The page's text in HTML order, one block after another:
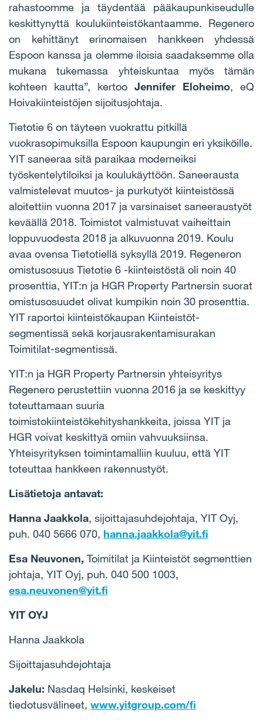
rahastoomme ja täydentää pääkaupunkiseudulle
keskittynyttä koulukiinteistökantaamme. Regenero
on kehittänyt erinomaisen hankkeen yhdessä
Espoon kanssa ja olemme iloisia saadaksemme olla
mukana tukemassa yhteiskuntaa myös tämän
kohteen kautta”, kertoo Jennifer Eloheimo, eQ
Hoivakiinteistöjen sijoitusjohtaja.
Tietotie 6 on täyteen vuokrattu pitkillä
vuokrasopimuksilla Espoon kaupungin eri yksiköille.
YIT saneeraa sitä paraikaa moderneiksi
työskentelytiloiksi ja koulukäyttöön. Saneerausta
valmistelevat muutos- ja purkutyöt kiinteistössä
aloitettiin vuonna 2017 ja varsinaiset saneeraustyöt
keväällä 2018. Toimistot valmistuvat vaiheittain
loppuvuodesta 2018 ja alkuvuonna 2019. Koulu
avaa ovensa Tietotiellä syksyllä 2019. Regeneron
omistusosuus Tietotie 6 -kiinteistöstä oli noin 40
prosenttia, YIT:n ja HGR Property Partnersin suorat
omistusosuudet olivat kumpikin noin 30 prosenttia.
YIT raportoi kiinteistökaupan Kiinteistöt-
segmentissä sekä korjausrakentamisurakan
Toimitilat-segmentissä.
YIT:n ja HGR Property Partnersin yhteisyritys
Regenero perustettiin vuonna 2016 ja se keskittyy
toteuttamaan suuria
toimistokiinteistökehityshankkeita, joissa YIT ja
HGR voivat keskittyä omiin vahvuuksiinsa.
Yhteisyrityksen toimintamalliin kuuluu, että YIT
toteuttaa hankkeen rakennustyöt.
Lisätietoja antavat:
Hanna Jaakkola, sijoittajasuhdejohtaja, YIT Oyj,
puh. 040 5666 070, hanna.jaakkola@yit.fi
Esa Neuvonen, Toimitilat ja Kiinteistöt segmenttien
johtaja, YIT Oyj, puh. 040 500 1003,
esa.neuvonen@yit.fi
YIT OYJ
Hanna Jaakkola
Sijoittajasuhdejohtaja
Jakelu: Nasdaq Helsinki, keskeiset
tiedotusvälineet, www.yitgroup.com/fi